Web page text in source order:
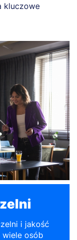
kluczowe
i jakość
wiele osób